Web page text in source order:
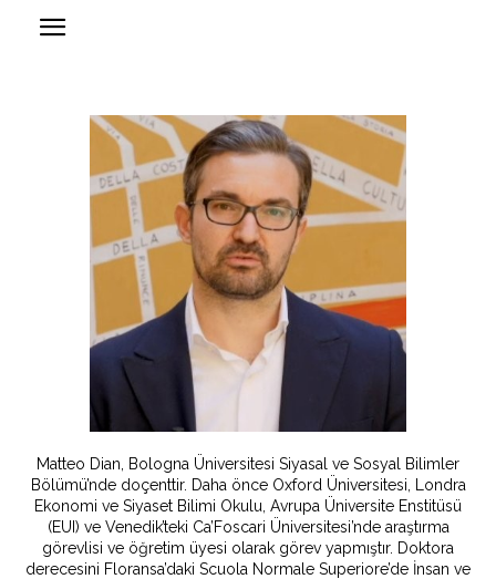
Matteo Dian, Bologna Üniversitesi Siyasal ve Sosyal Bilimler
Bölümü’nde doçenttir. Daha önce Oxford Üniversitesi, Londra
Ekonomi ve Siyaset Bilimi Okulu, Avrupa Üniversite Enstitüsü
(EUI) ve Venedik’teki Ca’Foscari Üniversitesi’nde araştırma
görevlisi ve öğretim üyesi olarak görev yapmıştır. Doktora
derecesini Floransa’daki Scuola Normale Superiore’de İnsan ve